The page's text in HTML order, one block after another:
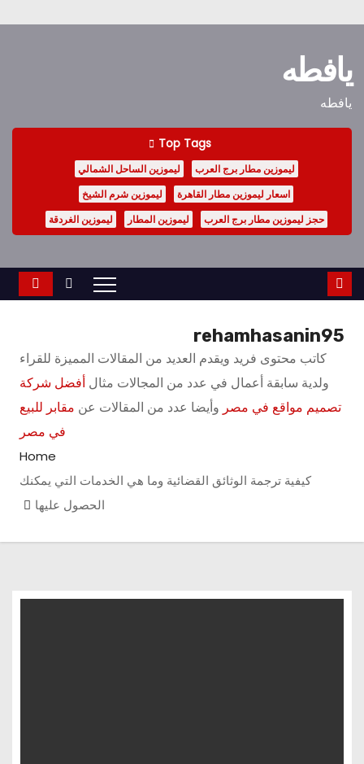
content
يافطه
يافطه
Top Tags
ليموزين مطار برج العرب
ليموزين الساحل الشمالي
اسعار ليموزين مطار القاهرة
ليموزين شرم الشيخ
حجز ليموزين مطار برج العرب
ليموزين المطار ليموزين الغردقة
rehamhasanin95
كاتب محتوى فريد ويقدم العديد من المقالات المميزة للقراء
ولدية سابقة أعمال في عدد من المجالات مثال أفضل شركة
تصميم مواقع في مصر وأيضا عدد من المقالات عن مقابر للبيع
في مصر
Home
كيفية ترجمة الوثائق القضائية وما هي الخدمات التي يمكنك
الحصول عليها